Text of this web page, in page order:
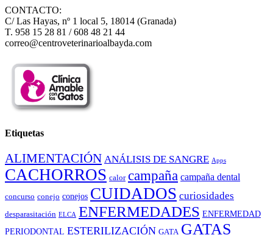
CONTACTO:
C/ Las Hayas, nº 1 local 5, 18014 (Granada)
T. 958 15 28 81 / 608 48 21 44
correo@centroveterinarioalbayda.com
Etiquetas
ALIMENTACIÓN ANÁLISIS DE SANGRE Apps
CACHORROS calor campaña campaña dental
concurso conejo conejos CUIDADOS curiosidades
desparasitación ELCA ENFERMEDADES ENFERMEDAD
PERIODONTAL ESTERILIZACIÓN GATA GATAS